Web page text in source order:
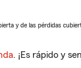
y de las pérdidas
. ¡Es rápido y